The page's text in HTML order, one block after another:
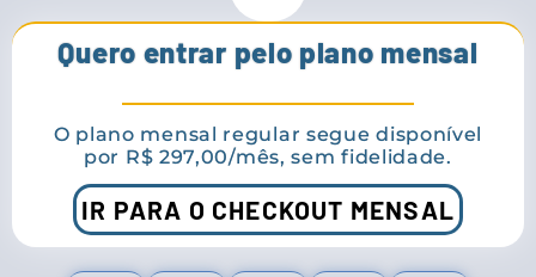
Quero entrar pelo plano mensal
O plano mensal regular segue disponível
por R$ 297,00/mês, sem fidelidade.
IR PARA O CHECKOUT MENSAL